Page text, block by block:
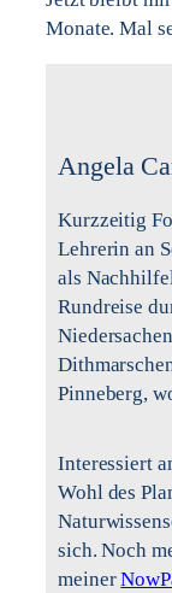
Monate. Mal
Angela
Kurzzeitig
Lehrerin an
als
Rundreise
Pinneberg,
Interessiert
Wohl des
sich. Noch
meiner